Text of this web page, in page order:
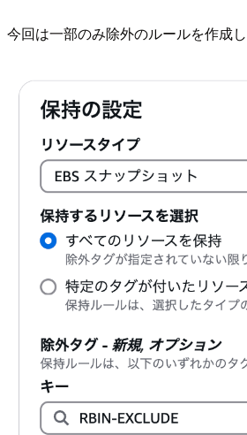
今回は一部のみ除外のルールを作成